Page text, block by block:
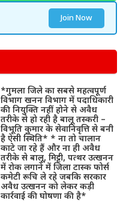
Join Now
*गुमला जिले का सबसे महत्वपूर्ण
विभाग खनन विभाग में पदाधिकारी
की नियुक्ति नहीं होने से अवैध
तरीके से हो रही है बालू तस्करी –
विभूति कुमार के सेवानिवृत्ति से बनी
है ऐसी स्थिति* * ना तो चालान
काटे जा रहे हैं और ना ही अवैध
तरीके से बालू, मिट्टी, पत्थर उत्खनन
में रोक लगाने में जिला टास्क फोर्स
कमेटी रूचि ले रहे जबकि सरकार
अवैध उत्खनन को लेकर कड़ी
कार्रवाई की घोषणा की है*